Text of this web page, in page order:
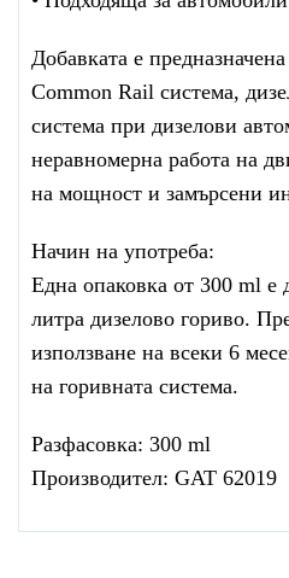
Добавката е
Common Rail система,
система при дизелови
неравномерна работа на
на мощност и замърсени
Начин на употреба:
Една опаковка от 300 ml е
литра дизелово гориво.
използване на всеки 6
на горивната система.
Разфасовка: 300 ml
Производител: GAT 62019